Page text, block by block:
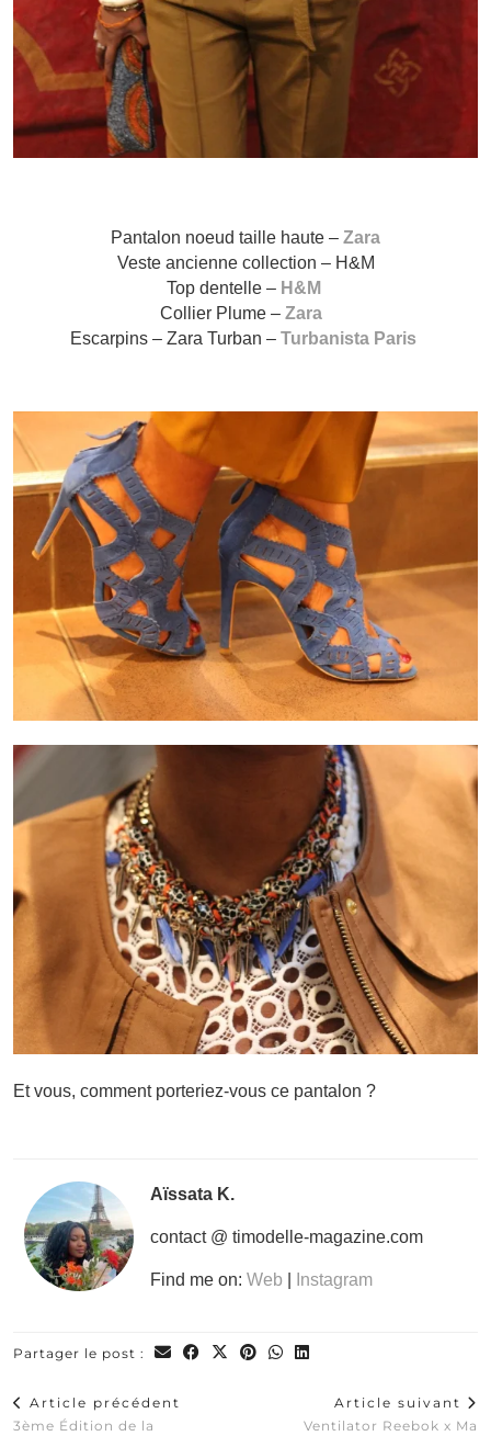
Pantalon noeud taille haute – Zara
Veste ancienne collection – H&M
Top dentelle – H&M
Collier Plume – Zara
Escarpins – Zara Turban – Turbanista Paris
Et vous, comment porteriez-vous ce pantalon ?
Aïssata K.
contact @ timodelle-magazine.com
Find me on: Web Instagram
Partager le post :
Article précédent
3ème Édition de la
Article suivant
Ventilator Reebok x Ma